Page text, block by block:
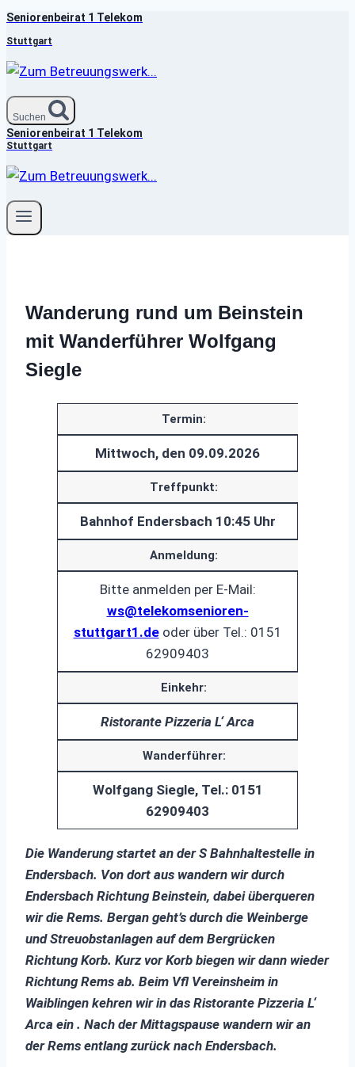
Zum
Inhalt
springen
Seniorenbeirat 1 Telekom
Stuttgart
Suchen
Seniorenbeirat 1 Telekom
Stuttgart
Wanderung rund um Beinstein
mit Wanderführer Wolfgang
Siegle
Termin:
Mittwoch, den 09.09.2026
Treffpunkt:
Bahnhof Endersbach 10:45 Uhr
Anmeldung:
Bitte anmelden per E-Mail:
ws@telekomsenioren-
stuttgart1.deoder über Tel.: 0151
62909403
Einkehr:
Ristorante Pizzeria L‘ Arca
Wanderführer:
Wolfgang Siegle, Tel.: 0151
62909403
Die Wanderung startet an der S Bahnhaltestelle in
Endersbach. Von dort aus wandern wir durch
Endersbach Richtung Beinstein, dabei überqueren
wir die Rems. Bergan geht’s durch die Weinberge
und Streuobstanlagen auf dem Bergrücken
Richtung Korb. Kurz vor Korb biegen wir dann wieder
Richtung Rems ab. Beim Vfl Vereinsheim in
Waiblingen kehren wir in das Ristorante Pizzeria L‘
Arca ein . Nach der Mittagspause wandern wir an
der Rems entlang zurück nach Endersbach.